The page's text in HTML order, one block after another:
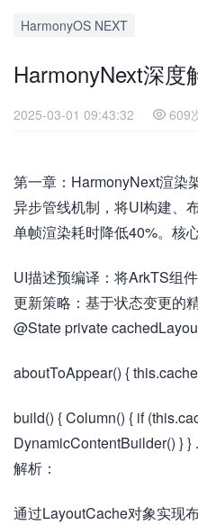
HarmonyOS NEXT
HarmonyNext深
2025-03-01 09:43:32 609
第一章：HarmonyNext渲染
异步管线机制，将UI构建、
单帧渲染耗时降低40%。核
UI描述预编译：将ArkTS组
更新策略：基于状态变更的
@State private
aboutToAppear() {
build() { Column() { if
DynamicContentBuilder() }
解析：
通过LayoutCache对象实现